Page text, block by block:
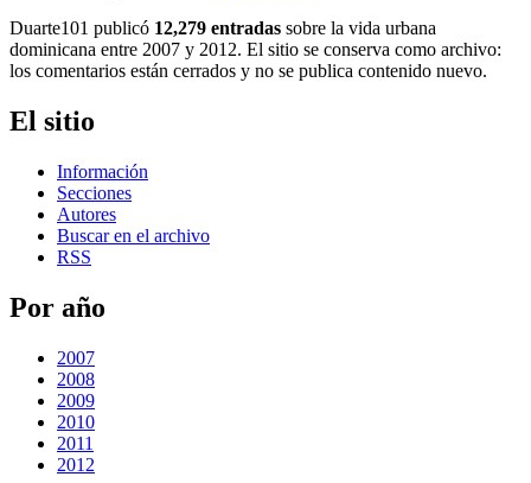
Duarte101 publicó 12,279 entradas sobre la vida urbana
dominicana entre 2007 y 2012. El sitio se conserva como archivo:
los comentarios están cerrados y no se publica contenido nuevo.
El sitio
Información
Secciones
Autores
Buscar en el archivo
RSS
Por año
2007
2008
2009
2010
2011
2012